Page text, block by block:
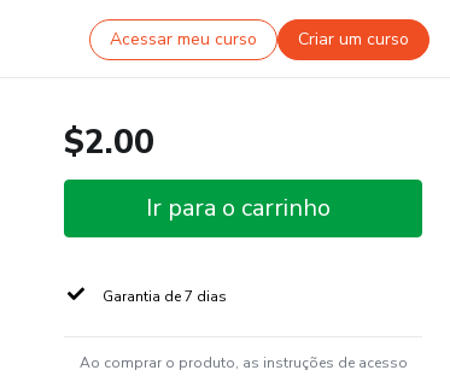
Acessar meu curso Criar um curso
$2.00
Ir para o carrinho
Garantia de 7 dias
Ao comprar o produto, as instruções de acesso